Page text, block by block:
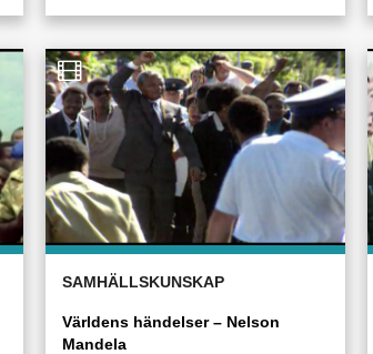
SAMHÄLLSKUNSKAP
Världens händelser – Nelson
Mandela